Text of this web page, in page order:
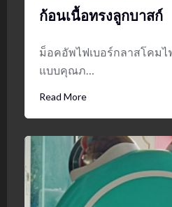
ก้อนเนื้อทรงลูกบาสก์
ม็อคอัพไฟเบอร์กลาสโคมไ
แบบคุณภ…
Read More